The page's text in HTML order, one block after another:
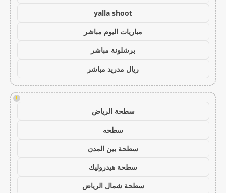
yalla shoot
مباريات اليوم مباشر
برشلونة مباشر
ريال مدريد مباشر
!
سطحة الرياض
سطحه
سطحة بين المدن
سطحة هيدروليك
سطحة شمال الرياض